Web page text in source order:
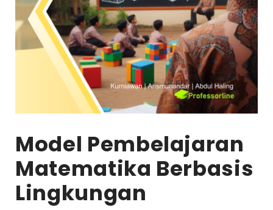
Model Pembelajaran
Matematika Berbasis
Lingkungan